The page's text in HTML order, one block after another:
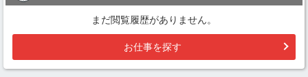
まだ閲覧履歴がありません。
お仕事を探す